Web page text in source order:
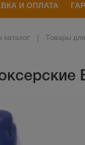
И ОПЛАТА
каталог Товары